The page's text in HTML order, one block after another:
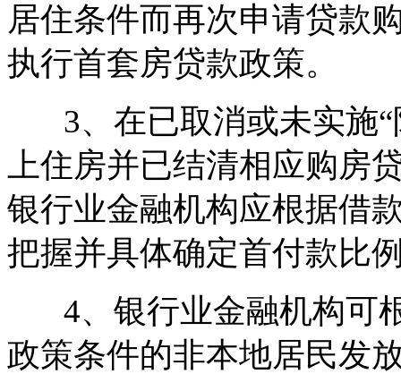
居住条件而再次申请贷款
执行首套房贷款政策。
3、在已取消或未实施“
上住房并已结清相应购房
银行业金融机构应根据借
把握并具体确定首付款比
4、银行业金融机构可
政策条件的非本地居民发